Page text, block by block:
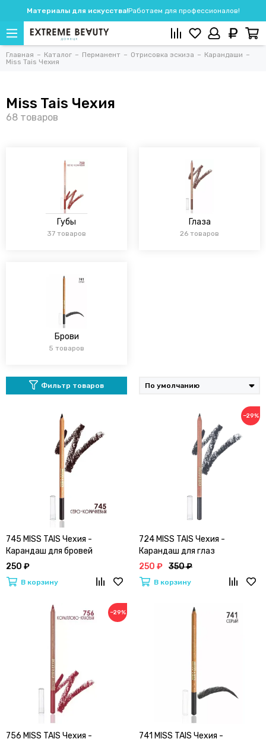
Материалы для искусства!Работаем для профессионалов!
Главная Каталог Перманент Отрисовка эскиза
Карандаши
Miss Tais Чехия
Miss Tais Чехия
Губы
37 товаров
Глаза
26 товаров
Брови
5 товаров
Фильтр товаров
745 MISS TAIS Чехия -
Карандаш для бровей
250 ₽
В корзину
−29%
724 MISS TAIS Чехия -
Карандаш для глаз
250 ₽ 350 ₽
В корзину
−29%
756 MISS TAIS Чехия -
741 MISS TAIS Чехия -